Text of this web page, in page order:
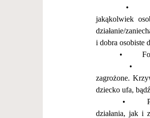
•
jakąkolwiek
działanie/
i dobra osobiste
•
•
zagrożone.
dziecko ufa, bądź
•
działania, jak i